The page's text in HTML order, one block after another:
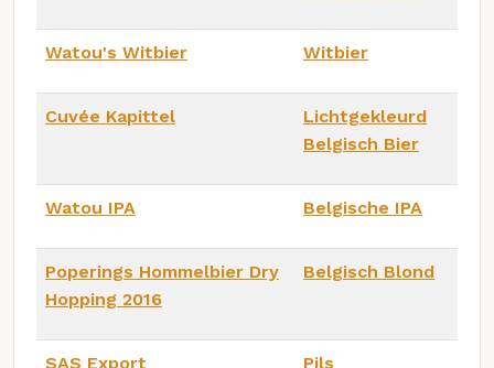
Watou's Witbier Witbier
Cuvée Kapittel
Lichtgekleurd
Belgisch Bier
Watou IPA Belgische IPA
Poperings Hommelbier Dry
Hopping 2016
Belgisch Blond
SAS Export Pils